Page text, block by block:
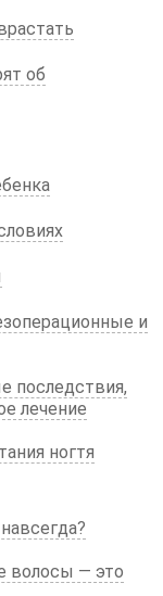
об
и
последствия,
лечение
ногтя
волосы — это